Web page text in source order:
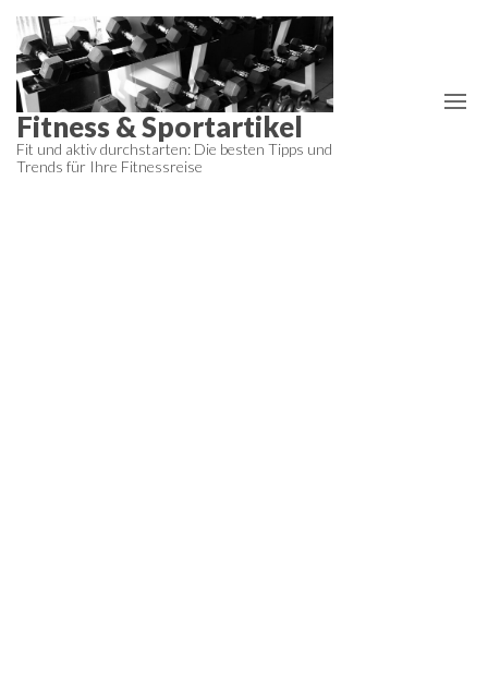
Zum
Inhalt
springen
Fitness & Sportartikel
Fit und aktiv durchstarten: Die besten Tipps und
Trends für Ihre Fitnessreise